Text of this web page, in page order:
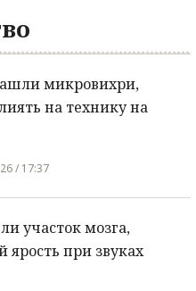
микровихри,
на технику на
/ 17:37
участок мозга,
при звуках